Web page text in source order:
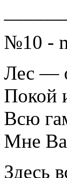
№10 -
Лес —
Покой
Всю
Мне
Здесь